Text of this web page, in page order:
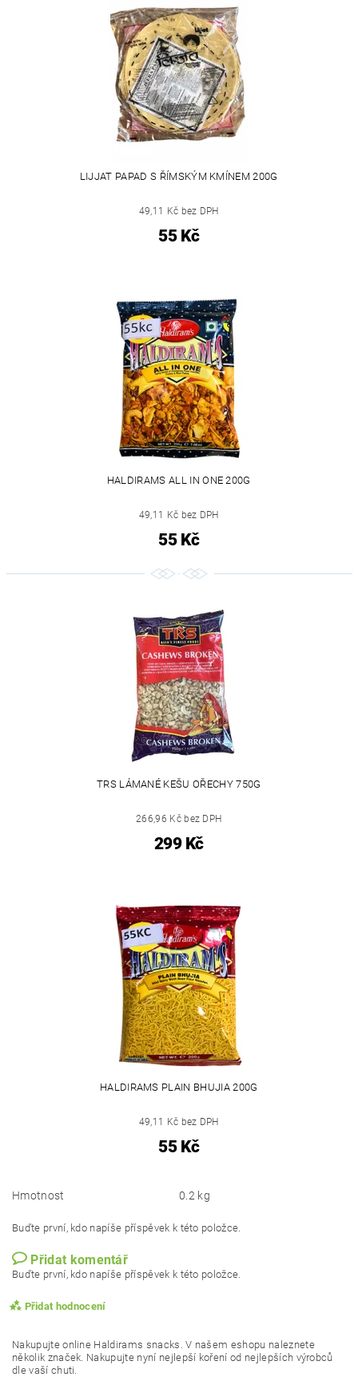
LIJJAT PAPAD S ŘÍMSKÝM KMÍNEM 200G
49,11 Kč bez DPH
55 Kč
HALDIRAMS ALL IN ONE 200G
49,11 Kč bez DPH
55 Kč
TRS LÁMANÉ KEŠU OŘECHY 750G
266,96 Kč bez DPH
299 Kč
HALDIRAMS PLAIN BHUJIA 200G
49,11 Kč bez DPH
55 Kč
Hmotnost 0.2 kg
Buďte první, kdo napíše příspěvek k této položce.
Přidat komentář
Buďte první, kdo napíše příspěvek k této položce.
Přidat hodnocení
Nakupujte online Haldirams snacks. V našem eshopu naleznete
několik značek. Nakupujte nyní nejlepší koření od nejlepších výrobců
dle vaší chuti.